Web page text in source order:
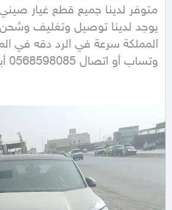
وتساب أو اتصال 0568598085 أبوبكر